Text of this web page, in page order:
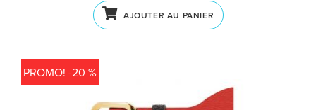
AJOUTER AU PANIER
PROMO! -20 %